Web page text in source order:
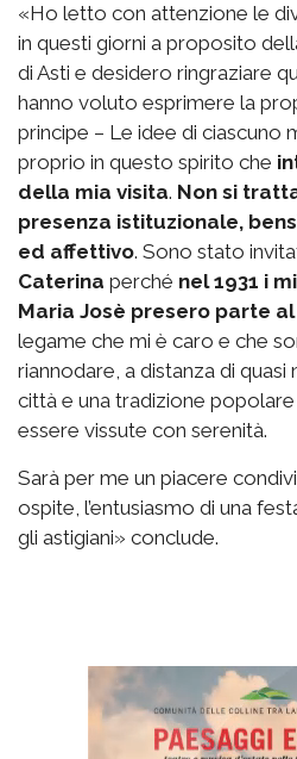
«Ho letto con attenzione le
in questi giorni a proposito
di Asti e desidero ringraziare
hanno voluto esprimere la
principe – Le idee di ciascuno
proprio in questo spirito che
della mia visita. Non si
presenza istituzionale,
ed affettivo. Sono stato
Caterina perché nel 1931 i
Maria Josè presero parte
legame che mi è caro e che
riannodare, a distanza di quasi
città e una tradizione
essere vissute con serenità.
Sarà per me un piacere
ospite, l’entusiasmo di una
gli astigiani» conclude.